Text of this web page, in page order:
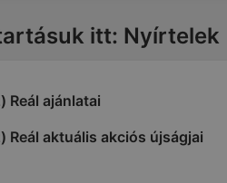
itt: Nyírtelek
Reál ajánlatai
Reál aktuális akciós újságjai